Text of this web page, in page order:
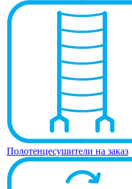
Полотенцесушители на заказ